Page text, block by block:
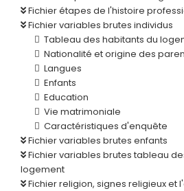
Fichier étapes de l'histoire
Fichier variables brutes individus
Tableau des habitants du
Nationalité et origine des
Langues
Enfants
Education
Vie matrimoniale
Caractéristiques d'enquête
Fichier variables brutes enfants
Fichier variables brutes tableau
logement
Fichier religion, signes religieux et